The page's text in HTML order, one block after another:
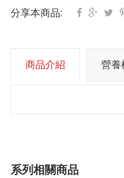
分享本商品:
商品介紹 營養
系列相關商品